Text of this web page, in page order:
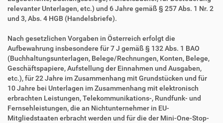
relevanter Unterlagen, etc.) und 6 Jahre gemäß § 257 Abs. 1 Nr. 2
und 3, Abs. 4 HGB (Handelsbriefe).
Nach gesetzlichen Vorgaben in Österreich erfolgt die
Aufbewahrung insbesondere für 7 J gemäß § 132 Abs. 1 BAO
(Buchhaltungsunterlagen, Belege/Rechnungen, Konten, Belege,
Geschäftspapiere, Aufstellung der Einnahmen und Ausgaben,
etc.), für 22 Jahre im Zusammenhang mit Grundstücken und für
10 Jahre bei Unterlagen im Zusammenhang mit elektronisch
erbrachten Leistungen, Telekommunikations-, Rundfunk- und
Fernsehleistungen, die an Nichtunternehmer in EU-
Mitgliedstaaten erbracht werden und für die der Mini-One-Stop-